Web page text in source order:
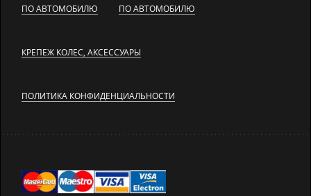
ПО АВТОМОБИЛЮ ПО АВТОМОБИЛЮ
КРЕПЕЖ КОЛЕС, АКСЕССУАРЫ
ПОЛИТИКА КОНФИДЕНЦИАЛЬНОСТИ